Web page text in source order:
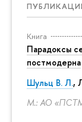
Книга
Парадоксы
постмодерна
Шульц В. Л.,
М.: АО